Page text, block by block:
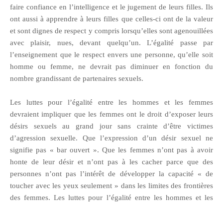
faire confiance en l’intelligence et le jugement de leurs filles. Ils
ont aussi à apprendre à leurs filles que celles-ci ont de la valeur
et sont dignes de respect y compris lorsqu’elles sont agenouillées
avec plaisir, nues, devant quelqu’un. L’égalité passe par
l’enseignement que le respect envers une personne, qu’elle soit
homme ou femme, ne devrait pas diminuer en fonction du
nombre grandissant de partenaires sexuels.
Les luttes pour l’égalité entre les hommes et les femmes
devraient impliquer que les femmes ont le droit d’exposer leurs
désirs sexuels au grand jour sans crainte d’être victimes
d’agression sexuelle. Que l’expression d’un désir sexuel ne
signifie pas « bar ouvert ». Que les femmes n’ont pas à avoir
honte de leur désir et n’ont pas à les cacher parce que des
personnes n’ont pas l’intérêt de développer la capacité « de
toucher avec les yeux seulement » dans les limites des frontières
des femmes. Les luttes pour l’égalité entre les hommes et les